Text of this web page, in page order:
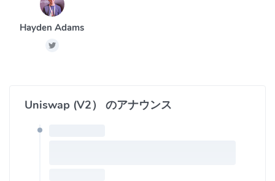
DAI、1,000ETHとしたが入っているとします。150DAI/ETHのレー
トが作成されます。 ユーザーがDAI / ETHリザーブプールから
10,000 DAIを購入しようとすると、リザーブプールのETH量が増
売り手と買い手をマッチするコストを減らしたことにあります。
ユーザーは任意の量のERC20トークンを取り出して、必要に応じ
Hayden Adams
Uniswap (V2） のアナウンス